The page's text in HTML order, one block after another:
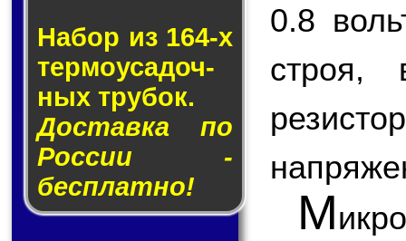
Набор из 164-х
тер­мо­у­са­доч­
ных тру­бок.
Доставка по
России -
бесплатно!
0.8
строя,
М